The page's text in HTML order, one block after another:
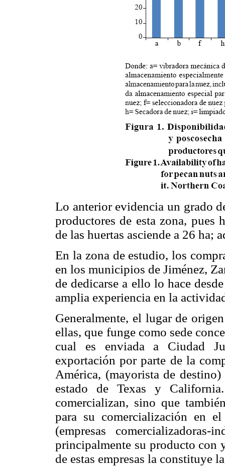
Lo anterior evidencia un grado
productores de esta zona, pues
de las huertas asciende a 26 ha;
En la zona de estudio, los
en los municipios de Jiménez,
de dedicarse a ello lo hace
amplia experiencia en la
Generalmente, el lugar de
ellas, que funge como sede
cual es enviada a Ciudad
exportación por parte de la
América, (mayorista de
estado de Texas y
comercializan, sino que
para su comercialización en
(empresas
principalmente su producto con
de estas empresas la constituye